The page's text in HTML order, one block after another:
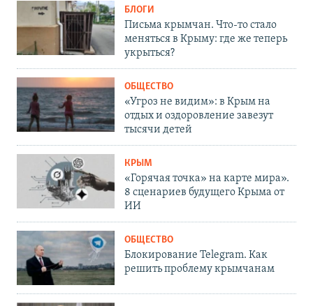
БЛОГИ
Письма крымчан. Что-то стало
меняться в Крыму: где же теперь
укрыться?
ОБЩЕСТВО
«Угроз не видим»: в Крым на
отдых и оздоровление завезут
тысячи детей
КРЫМ
«Горячая точка» на карте мира».
8 сценариев будущего Крыма от
ИИ
ОБЩЕСТВО
Блокирование Telegram. Как
решить проблему крымчанам